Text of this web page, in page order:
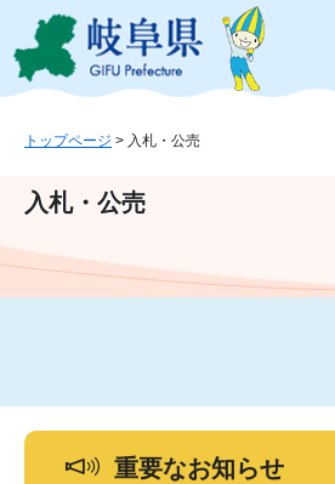
ジ
ュ
文
このページの本文へ
トップページ > 入札・公売
入札・公売
重要なお知らせ